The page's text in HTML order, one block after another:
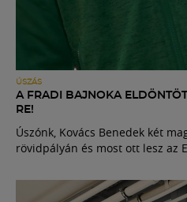
ÚSZÁS
A FRADI BAJNOKA
RE!
Úszónk, Kovács Benedek két
rövidpályán és most ott lesz az